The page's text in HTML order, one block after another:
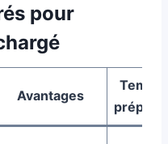
pour
Avantages
Temps